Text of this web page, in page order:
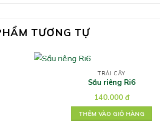
TƯƠNG TỰ
TRÁI CÂY
Sầu riêng Ri6
140.000 đ
THÊM VÀO GIỎ HÀNG